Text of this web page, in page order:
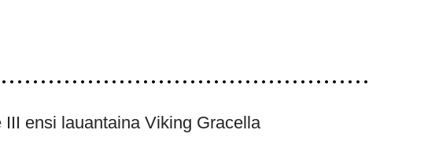
III ensi lauantaina Viking Gracella